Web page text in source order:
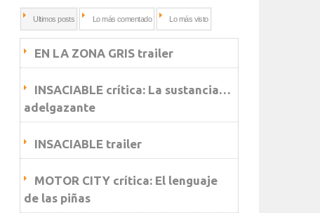
Ultimos posts Lo más comentado Lo más visto
EN LA ZONA GRIS trailer
INSACIABLE crítica: La sustancia…
adelgazante
INSACIABLE trailer
MOTOR CITY crítica: El lenguaje
de las piñas